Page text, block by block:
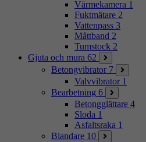
Värmekamera 1
Fuktmätare 2
Vattenpass 3
Måttband 2
Tumstock 2
Gjuta och mura 62
Betongvibrator 7
Valvvibrator 1
Bearbetning 6
Betongglättare 4
Sloda 1
Asfaltsraka 1
Blandare 10